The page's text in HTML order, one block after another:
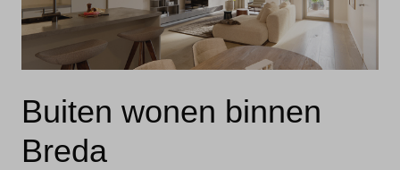
Buiten wonen binnen
Breda